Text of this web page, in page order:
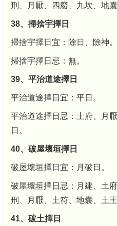
刑、月厭、四廢、九坎、地
38、掃捨宇擇日
掃捨宇擇日宜：除日、除神。
掃捨宇擇日忌：無。
39、平治道途擇日
平治道途擇日宜：平日。
平治道途擇日忌：土府、月
日。
40、破屋壞垣擇日
破屋壞垣擇日宜：月破日。
破屋壞垣擇日忌：月建、土
刑、月厭、土符、地囊、土王
41、破土擇日